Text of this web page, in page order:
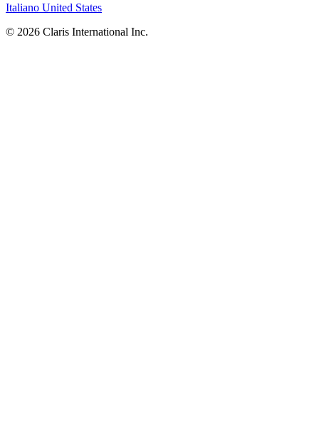
Italiano United States
© 2026 Claris International Inc.